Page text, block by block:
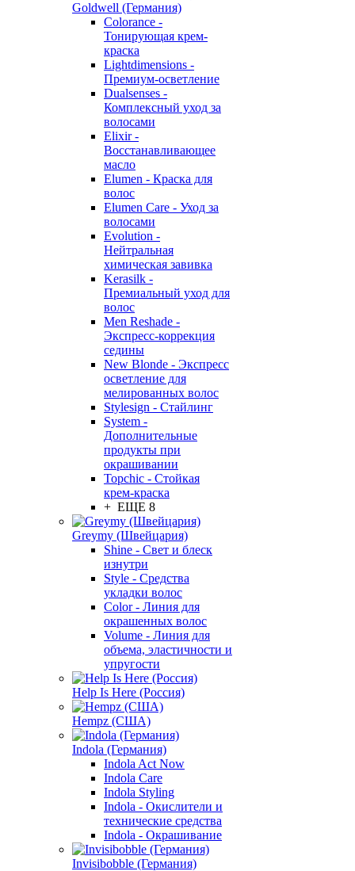
Goldwell (Германия)
Colorance -
Тонирующая крем-
краска
Lightdimensions -
Премиум-осветление
Dualsenses -
Комплексный уход за
волосами
Elixir -
Восстанавливающее
масло
Elumen - Краска для
волос
Elumen Care - Уход за
волосами
Evolution -
Нейтральная
химическая завивка
Kerasilk -
Премиальный уход для
волос
Men Reshade -
Экспресс-коррекция
седины
New Blonde - Экспресс
осветление для
мелированных волос
Stylesign - Стайлинг
System -
Дополнительные
продукты при
окрашивании
Topchic - Стойкая
крем-краска
+ ЕЩЕ 8
Greymy (Швейцария)
Shine - Свет и блеск
изнутри
Style - Средства
укладки волос
Color - Линия для
окрашенных волос
Volume - Линия для
объема, эластичности и
упругости
Help Is Here (Россия)
Hempz (США)
Indola (Германия)
Indola Act Now
Indola Care
Indola Styling
Indola - Окислители и
технические средства
Indola - Окрашивание
Invisibobble (Германия)